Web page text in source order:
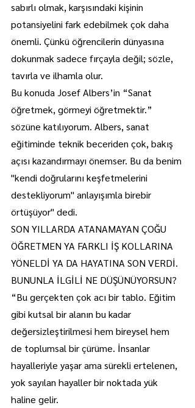
sabırlı olmak, karşısındaki kişinin
potansiyelini fark edebilmek çok daha
önemli. Çünkü öğrencilerin dünyasına
dokunmak sadece fırçayla değil; sözle,
tavırla ve ilhamla olur.
Bu konuda Josef Albers’in “Sanat
öğretmek, görmeyi öğretmektir.”
sözüne katılıyorum. Albers, sanat
eğitiminde teknik beceriden çok, bakış
açısı kazandırmayı önemser. Bu da benim
"kendi doğrularını keşfetmelerini
destekliyorum" anlayışımla birebir
örtüşüyor" dedi.
SON YILLARDA ATANAMAYAN ÇOĞU
ÖĞRETMEN YA FARKLI İŞ KOLLARINA
YÖNELDİ YA DA HAYATINA SON VERDİ.
BUNUNLA İLGİLİ NE DÜŞÜNÜYORSUN?
“Bu gerçekten çok acı bir tablo. Eğitim
gibi kutsal bir alanın bu kadar
değersizleştirilmesi hem bireysel hem
de toplumsal bir çürüme. İnsanlar
hayalleriyle yaşar ama sürekli ertelenen,
yok sayılan hayaller bir noktada yük
haline gelir.